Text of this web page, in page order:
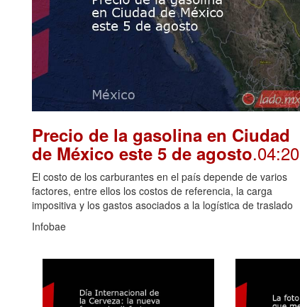
Precio de la gasolina en Ciudad
de México este 5 de agosto.04:20
El costo de los carburantes en el país depende de varios
factores, entre ellos los costos de referencia, la carga
impositiva y los gastos asociados a la logística de traslado
Infobae